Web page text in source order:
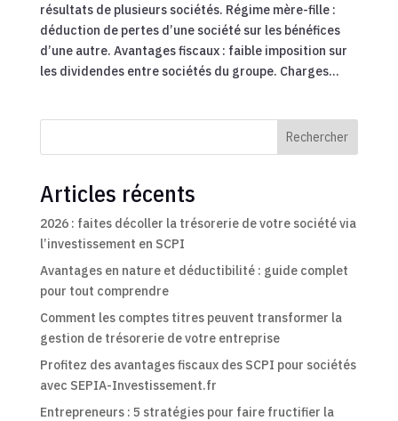
résultats de plusieurs sociétés. Régime mère-fille :
déduction de pertes d’une société sur les bénéfices
d’une autre. Avantages fiscaux : faible imposition sur
les dividendes entre sociétés du groupe. Charges...
Rechercher
Articles récents
2026 : faites décoller la trésorerie de votre société via
l’investissement en SCPI
Avantages en nature et déductibilité : guide complet
pour tout comprendre
Comment les comptes titres peuvent transformer la
gestion de trésorerie de votre entreprise
Profitez des avantages fiscaux des SCPI pour sociétés
avec SEPIA-Investissement.fr
Entrepreneurs : 5 stratégies pour faire fructifier la